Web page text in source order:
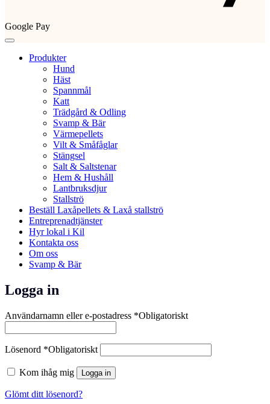
Google Pay
Produkter
Hund
Häst
Spannmål
Katt
Trädgård & Odling
Svamp & Bär
Värmepellets
Vilt & Småfåglar
Stängsel
Salt & Saltstenar
Hem & Hushåll
Lantbruksdjur
Stallströ
Beställ Laxåpellets & Laxå stallströ
Entreprenadtjänster
Hyr lokal i Kil
Kontakta oss
Om oss
Svamp & Bär
Logga in
Användarnamn eller e-postadress *Obligatoriskt
Lösenord *Obligatoriskt
Kom ihåg mig Logga in
Glömt ditt lösenord?